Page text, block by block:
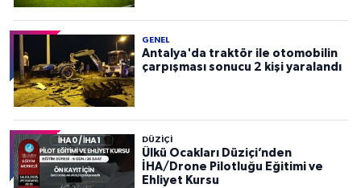
GENEL
Antalya'da traktör ile otomobilin
çarpışması sonucu 2 kişi yaralandı
DÜZIÇI
Ülkü Ocakları Düziçi’nden
İHA/Drone Pilotluğu Eğitimi ve
Ehliyet Kursu